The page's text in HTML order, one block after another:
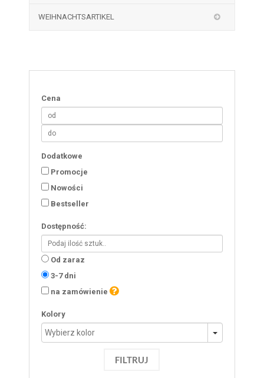
WEIHNACHTSARTIKEL
Cena
Dodatkowe
Promocje
Nowości
Bestseller
Dostępność:
Od zaraz
3-7 dni
na zamówienie
Kolory
FILTRUJ